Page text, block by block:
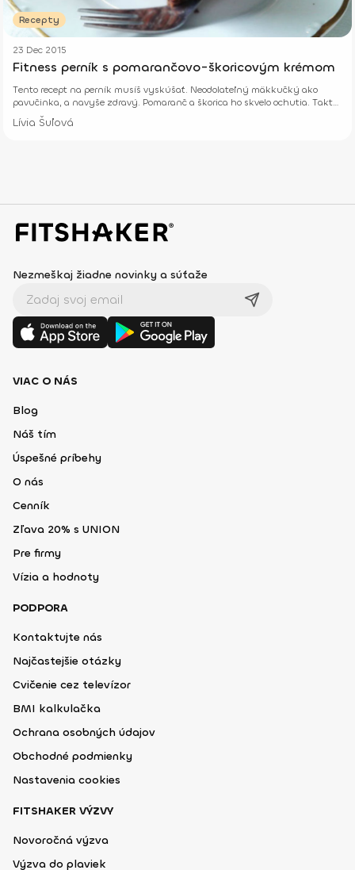
Recepty
23 Dec 2015
Fitness perník s pomarančovo-škoricovým krémom
Tento recept na perník musíš vyskúšať. Neodolateľný mäkkučký ako
pavučinka, a navyše zdravý. Pomaranč a škorica ho skvelo ochutia. Takto
voňajú Vianoce!
Lívia Šuľová
Nezmeškaj žiadne novinky a súťaže
VIAC O NÁS
Blog
Náš tím
Úspešné príbehy
O nás
Cenník
Zľava 20% s UNION
Pre firmy
Vízia a hodnoty
PODPORA
Kontaktujte nás
Najčastejšie otázky
Cvičenie cez televízor
BMI kalkulačka
Ochrana osobných údajov
Obchodné podmienky
Nastavenia cookies
FITSHAKER VÝZVY
Novoročná výzva
Výzva do plaviek